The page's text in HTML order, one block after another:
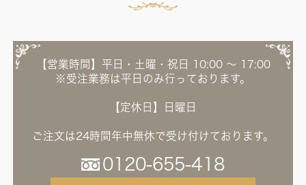
【営業時間】平日・土曜・祝日 10:00 ～ 17:00
※受注業務は平日のみ行っております。
【定休日】日曜日
ご注文は24時間年中無休で受け付けております。
0120-655-418